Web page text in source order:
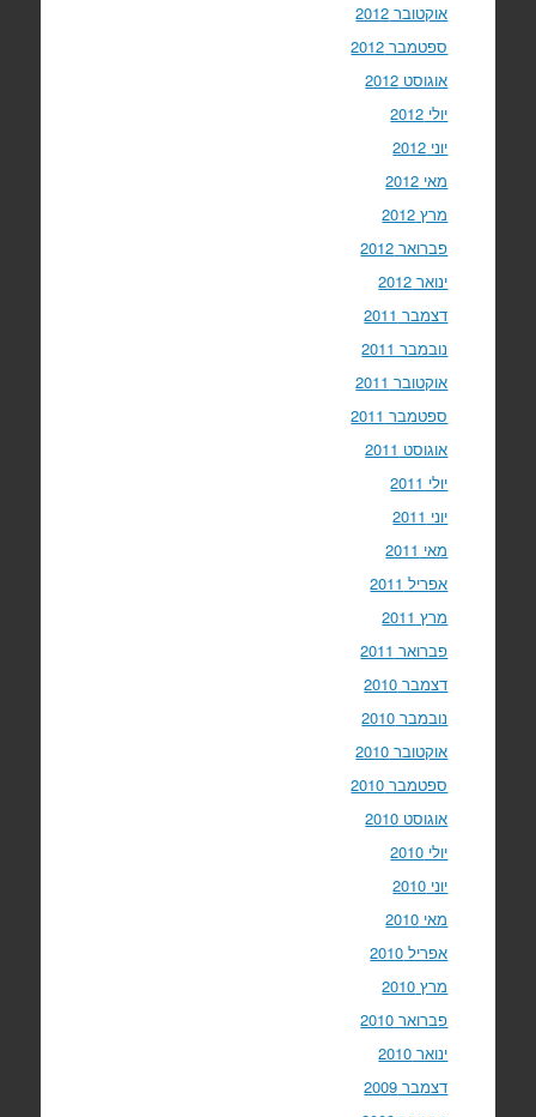
אוקטובר 2012
ספטמבר 2012
אוגוסט 2012
יולי 2012
יוני 2012
מאי 2012
מרץ 2012
פברואר 2012
ינואר 2012
דצמבר 2011
נובמבר 2011
אוקטובר 2011
ספטמבר 2011
אוגוסט 2011
יולי 2011
יוני 2011
מאי 2011
אפריל 2011
מרץ 2011
פברואר 2011
דצמבר 2010
נובמבר 2010
אוקטובר 2010
ספטמבר 2010
אוגוסט 2010
יולי 2010
יוני 2010
מאי 2010
אפריל 2010
מרץ 2010
פברואר 2010
ינואר 2010
דצמבר 2009